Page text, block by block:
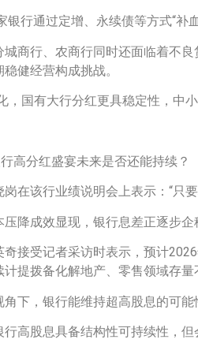
行通过定增、永续债等方式“补
商行、农商行同时还面临着不
健经营构成挑战。
，国有大行分红更具稳定性，中
高分红盛宴未来是否还能持续？
在该行业绩说明会上表示：“只
降成效显现，银行息差正逐步企
接受记者采访时表示，预计
提拨备化解地产、零售领域存
下，银行能维持超高股息的可
高股息具备结构性可持续性，